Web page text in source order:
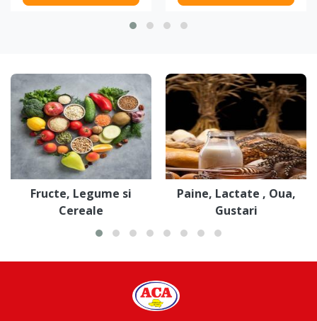
Fructe, Legume si
Cereale
Paine, Lactate , Oua,
Gustari